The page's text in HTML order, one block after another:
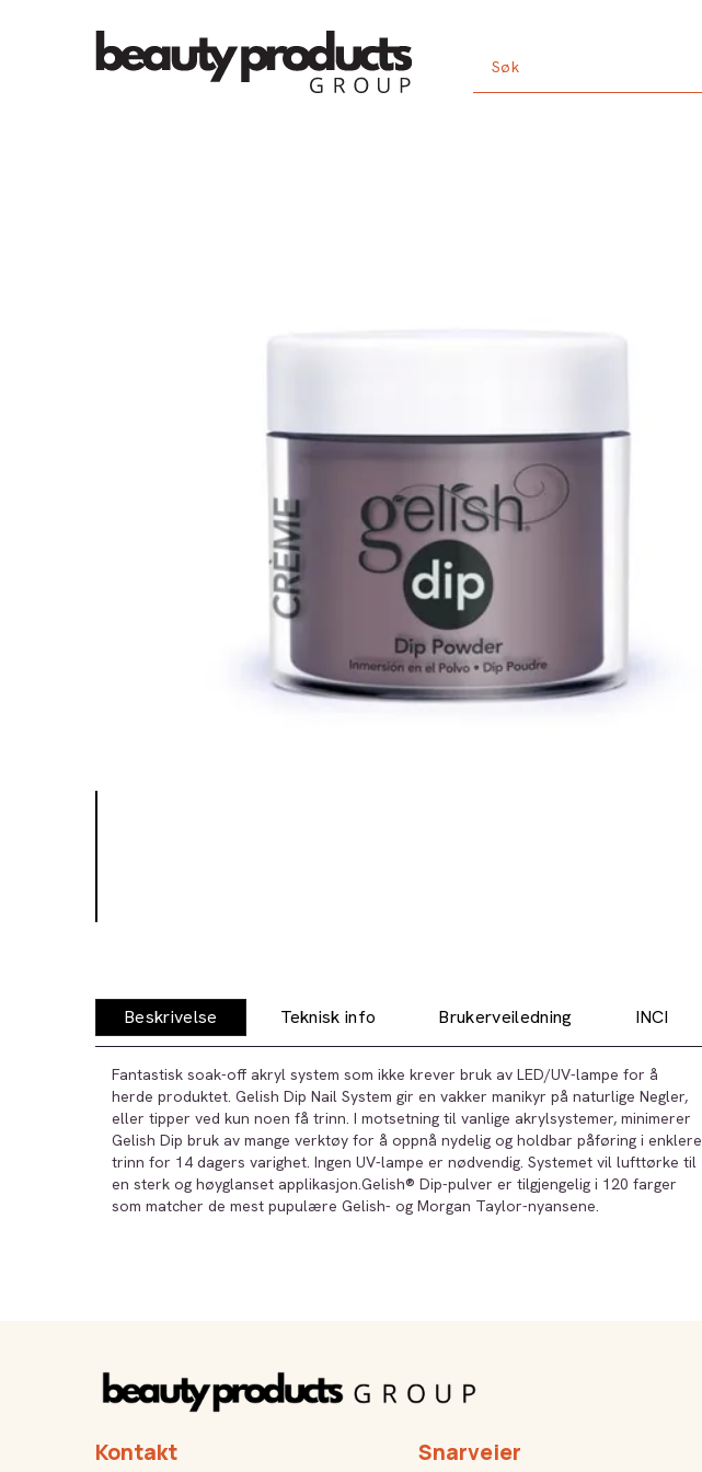
Beskrivelse Teknisk info Brukerveiledning INCI
Fantastisk soak-off akryl system som ikke krever bruk av LED/UV-lampe for å
herde produktet. Gelish Dip Nail System gir en vakker manikyr på naturlige Negler,
eller tipper ved kun noen få trinn. I motsetning til vanlige akrylsystemer, minimerer
Gelish Dip bruk av mange verktøy for å oppnå nydelig og holdbar påføring i enklere
trinn for 14 dagers varighet. Ingen UV-lampe er nødvendig. Systemet vil lufttørke til
en sterk og høyglanset applikasjon.Gelish® Dip-pulver er tilgjengelig i 120 farger
som matcher de mest pupulære Gelish- og Morgan Taylor-nyansene.
Kontakt Snarveier